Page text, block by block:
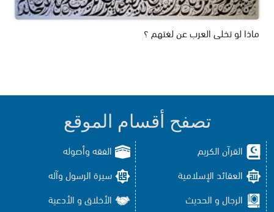
ماذا لو تخلى العرب عن لغتهم ؟
تصفح أقسام الموقع
القرآن الكريم
الفقه وأصوله
العقائد الإسلامية
سيرة الرسول وآله
الرجال و الحديث
الأخلاق و الأدعية